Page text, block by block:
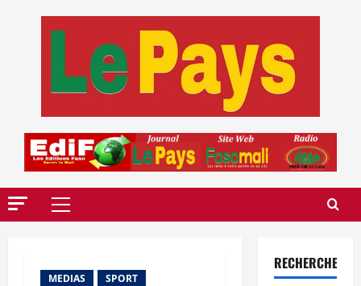
Menu
MEDIAS SPORT
RECHERCHER